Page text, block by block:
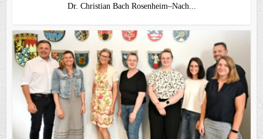
Dr. Christian Bach Rosenheim–Nach...